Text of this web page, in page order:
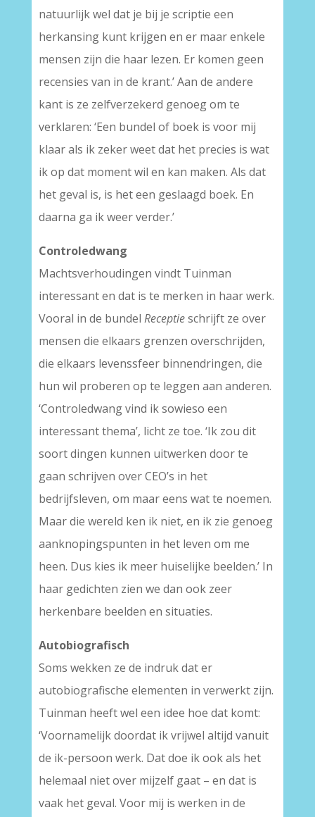
natuurlijk wel dat je bij je scriptie een
herkansing kunt krijgen en er maar enkele
mensen zijn die haar lezen. Er komen geen
recensies van in de krant.’ Aan de andere
kant is ze zelfverzekerd genoeg om te
verklaren: ‘Een bundel of boek is voor mij
klaar als ik zeker weet dat het precies is wat
ik op dat moment wil en kan maken. Als dat
het geval is, is het een geslaagd boek. En
daarna ga ik weer verder.’
Controledwang
Machtsverhoudingen vindt Tuinman
interessant en dat is te merken in haar werk.
Vooral in de bundel Receptieschrijft ze over
mensen die elkaars grenzen overschrijden,
die elkaars levenssfeer binnendringen, die
hun wil proberen op te leggen aan anderen.
‘Controledwang vind ik sowieso een
interessant thema’, licht ze toe. ‘Ik zou dit
soort dingen kunnen uitwerken door te
gaan schrijven over CEO’s in het
bedrijfsleven, om maar eens wat te noemen.
Maar die wereld ken ik niet, en ik zie genoeg
aanknopingspunten in het leven om me
heen. Dus kies ik meer huiselijke beelden.’ In
haar gedichten zien we dan ook zeer
herkenbare beelden en situaties.
Autobiografisch
Soms wekken ze de indruk dat er
autobiografische elementen in verwerkt zijn.
Tuinman heeft wel een idee hoe dat komt:
‘Voornamelijk doordat ik vrijwel altijd vanuit
de ik-persoon werk. Dat doe ik ook als het
helemaal niet over mijzelf gaat – en dat is
vaak het geval. Voor mij is werken in de